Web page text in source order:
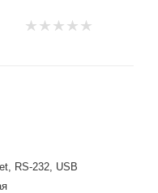
RS-232, USB